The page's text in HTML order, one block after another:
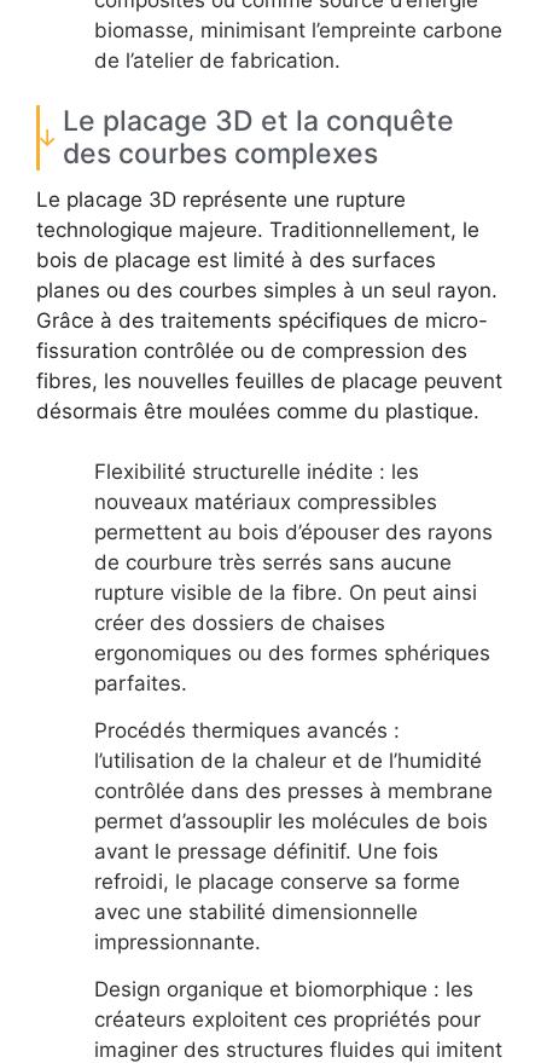
biomasse, minimisant l’empreinte carbone
de l’atelier de fabrication.
Le placage 3D et la conquête
des courbes complexes
Le placage 3D représente une rupture
technologique majeure. Traditionnellement, le
bois de placage est limité à des surfaces
planes ou des courbes simples à un seul rayon.
Grâce à des traitements spécifiques de micro-
fissuration contrôlée ou de compression des
fibres, les nouvelles feuilles de placage peuvent
désormais être moulées comme du plastique.
Flexibilité structurelle inédite : les
nouveaux matériaux compressibles
permettent au bois d’épouser des rayons
de courbure très serrés sans aucune
rupture visible de la fibre. On peut ainsi
créer des dossiers de chaises
ergonomiques ou des formes sphériques
parfaites.
Procédés thermiques avancés :
l’utilisation de la chaleur et de l’humidité
contrôlée dans des presses à membrane
permet d’assouplir les molécules de bois
avant le pressage définitif. Une fois
refroidi, le placage conserve sa forme
avec une stabilité dimensionnelle
impressionnante.
Design organique et biomorphique : les
créateurs exploitent ces propriétés pour
imaginer des structures fluides qui imitent